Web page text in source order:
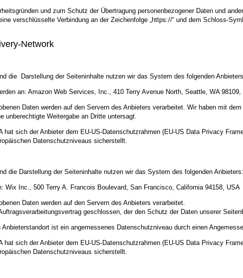
und zum Schutz der Übertragung personenbezogener Daten und
verschlüsselte Verbindung an der Zeichenfolge „https://“ und dem Schloss-
Network
die Darstellung der Seiteninhalte nutzen wir das System des folgenden
an: Amazon Web Services, Inc., 410 Terry Avenue North, Seattle, WA 98109,
Daten werden auf den Servern des Anbieters verarbeitet. Wir haben mit
unberechtigte Weitergabe an Dritte untersagt.
hat sich der Anbieter dem EU-US-Datenschutzrahmen (EU-US Data Privacy
Datenschutzniveaus sicherstellt.
die Darstellung der Seiteninhalte nutzen wir das System des folgenden
Wix Inc., 500 Terry A. Francois Boulevard, San Francisco, California 94158, USA
Daten werden auf den Servern des Anbieters verarbeitet.
geschlossen, der den Schutz der Daten unserer
ist ein angemessenes Datenschutzniveau durch einen
hat sich der Anbieter dem EU-US-Datenschutzrahmen (EU-US Data Privacy
Datenschutzniveaus sicherstellt.